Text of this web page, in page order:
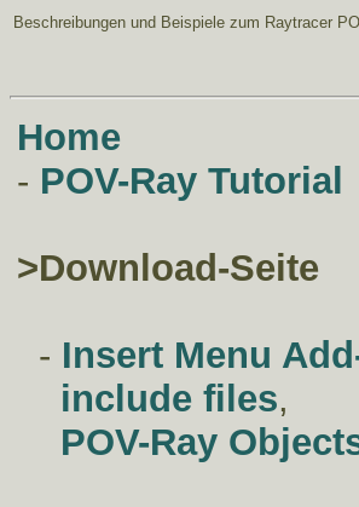
Beschreibungen und Beispiele zum Raytracer
Home
- POV-Ray Tutorial
>Download-Seite
- Insert Menu
include files,
POV-Ray